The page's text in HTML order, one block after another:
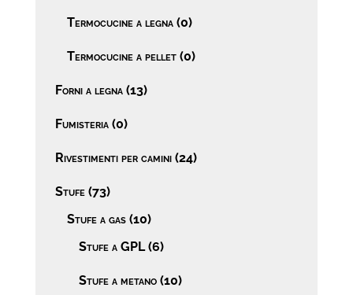
Termocucine a legna (0)
Termocucine a pellet (0)
Forni a legna (13)
Fumisteria (0)
Rivestimenti per camini (24)
Stufe (73)
Stufe a gas (10)
Stufe a GPL (6)
Stufe a metano (10)